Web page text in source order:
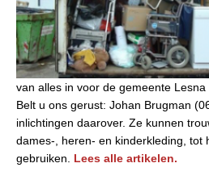
van alles in voor de gemeente
Belt u ons gerust: Johan Brugman
inlichtingen daarover. Ze kunnen
dames-, heren- en kinderkleding, tot
gebruiken. Lees alle artikelen.